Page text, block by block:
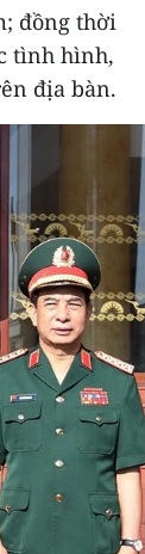
đồng thời
tình hình,
địa bàn.